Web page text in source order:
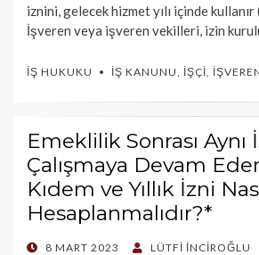
iznini, gelecek hizmet yılı içinde
İşveren veya işveren vekilleri, izin
İŞ HUKUKU İŞ KANUNU İŞÇI
Emeklilik Sonrası Aynı
Çalışmaya Devam
Kıdem ve Yıllık İzni
Hesaplanmalıdır?*
POSTED
8 MART 2023 LÜTFI İNCIROĞLU